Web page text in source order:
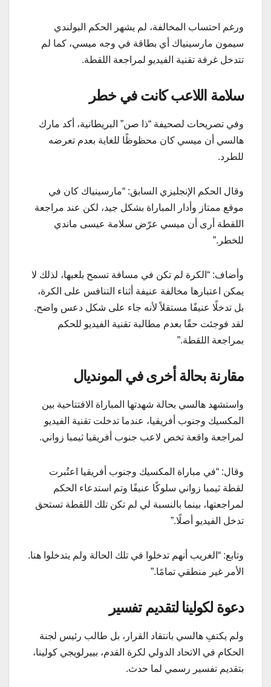
ورغم احتساب المخالفة، لم يشهر الحكم البولندي
سيمون مارسينياك أي بطاقة في وجه ميسي، كما لم
تتدخل غرفة تقنية الفيديو لمراجعة اللقطة.
سلامة اللاعب كانت في خطر
وفي تصريحات لصحيفة “ذا صن” البريطانية، أكد مارك
هالسي أن ميسي كان محظوظًا للغاية بعدم تعرضه
للطرد.
وقال الحكم الإنجليزي السابق: “مارسينياك كان في
موقع ممتاز وأدار المباراة بشكل جيد، لكن عند مراجعة
اللقطة أرى أن ميسي عرّض سلامة عيسى ماندي
للخطر.”
وأضاف: “الكرة لم تكن في مسافة تسمح بلعبها، لذلك لا
يمكن اعتبارها مخالفة عنيفة أثناء التنافس على الكرة،
بل تدخلًا عنيفًا مستقلاً لأنه جاء على شكل دعس واضح.
لقد فوجئت حقًا بعدم مطالبة تقنية الفيديو للحكم
بمراجعة اللقطة.”
مقارنة بحالة أخرى في المونديال
واستشهد هالسي بحالة شهدتها المباراة الافتتاحية بين
المكسيك وجنوب أفريقيا، عندما تدخلت تقنية الفيديو
لمراجعة واقعة تخص لاعب جنوب أفريقيا ثيمبا زواني.
وقال: “في مباراة المكسيك وجنوب أفريقيا اعتُبرت
لقطة ثيمبا زواني سلوكًا عنيفًا وتم استدعاء الحكم
لمراجعتها، بينما بالنسبة لي لم تكن تلك اللقطة تستحق
تدخل الفيديو أصلًا.”
وتابع: “الغريب أنهم تدخلوا في تلك الحالة ولم يتدخلوا هنا.
الأمر غير منطقي تمامًا.”
دعوة لكولينا لتقديم تفسير
ولم يكتفِ هالسي بانتقاد القرار، بل طالب رئيس لجنة
الحكام في الاتحاد الدولي لكرة القدم، بييرلويجي كولينا،
بتقديم تفسير رسمي لما حدث.